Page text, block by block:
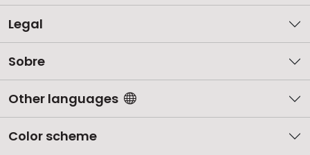
Legal
Sobre
Other languages
Color scheme